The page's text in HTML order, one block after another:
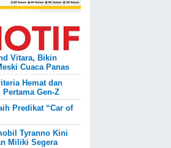
Vitara, Bikin
Cuaca Panas
Hemat dan
Gen-Z
Predikat “Car of
Tyranno Kini
Miliki Segera